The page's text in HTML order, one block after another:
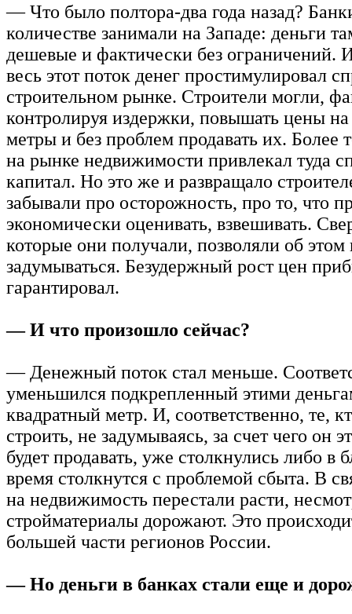
— Что было полтора-два года назад?
количестве занимали на Западе: деньги
дешевые и фактически без ограничений.
весь этот поток денег простимулировал
строительном рынке. Строители могли,
контролируя издержки, повышать цены на
метры и без проблем продавать их. Более
на рынке недвижимости привлекал туда
капитал. Но это же и развращало
забывали про осторожность, про то, что
экономически оценивать, взвешивать.
которые они получали, позволяли об этом
задумываться. Безудержный рост цен
гарантировал.
— И что произошло сейчас?
— Денежный поток стал меньше.
уменьшился подкрепленный этими
квадратный метр. И, соответственно, те,
строить, не задумываясь, за счет чего он
будет продавать, уже столкнулись либо в
время столкнутся с проблемой сбыта. В
на недвижимость перестали расти,
стройматериалы дорожают. Это
большей части регионов России.
— Но деньги в банках стали еще и